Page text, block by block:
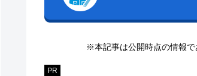
※本記事は公開時点の情報で
PR